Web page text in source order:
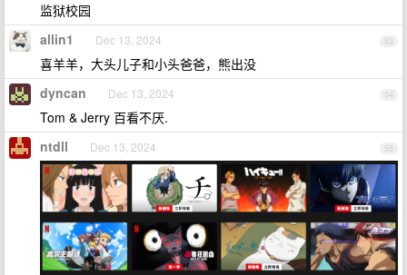
监狱校园
53
allin1 Dec 13, 2024
喜羊羊，大头儿子和小头爸爸，熊出没
54
dyncan Dec 13, 2024
Tom & Jerry 百看不厌.
55
ntdll Dec 13, 2024